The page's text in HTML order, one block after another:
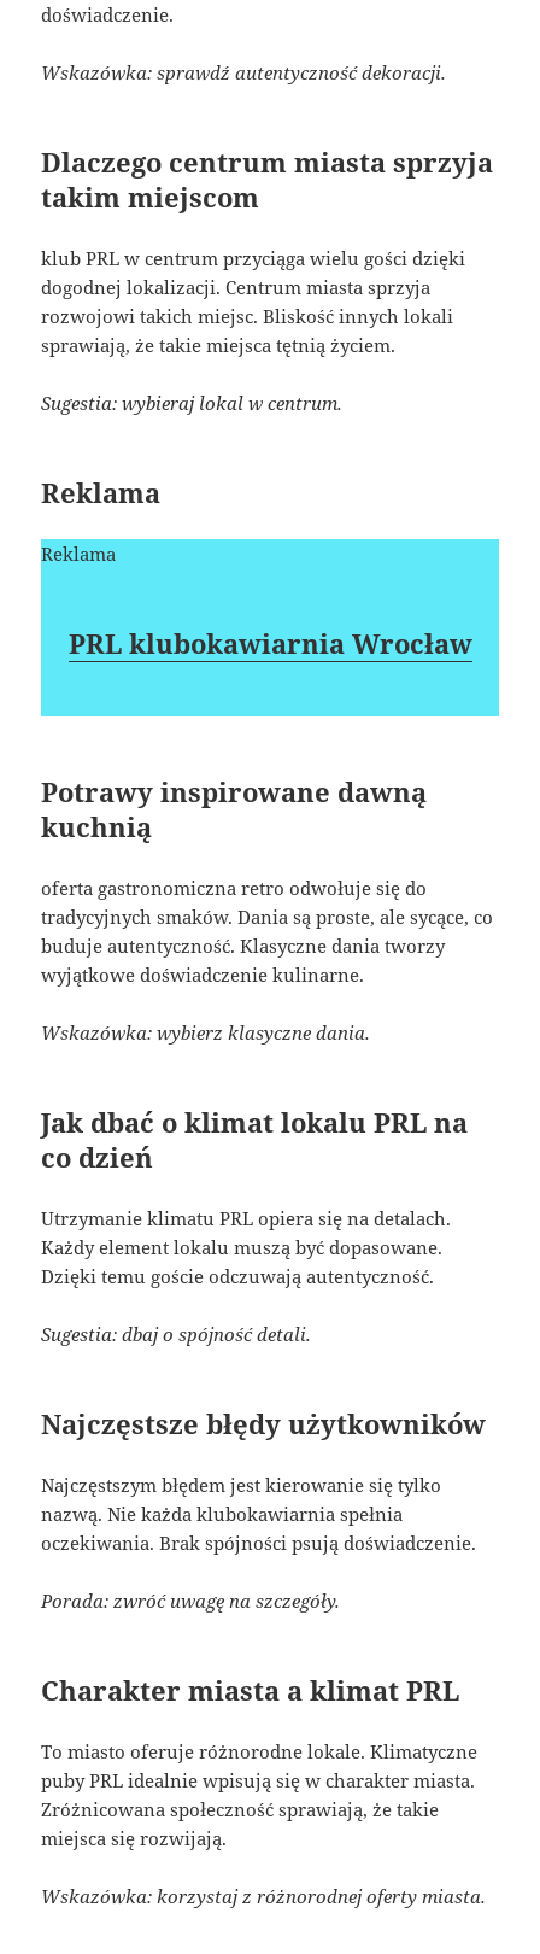
doświadczenie.
Wskazówka: sprawdź autentyczność dekoracji.
Dlaczego centrum miasta sprzyja
takim miejscom
klub PRL w centrum przyciąga wielu gości dzięki
dogodnej lokalizacji. Centrum miasta sprzyja
rozwojowi takich miejsc. Bliskość innych lokali
sprawiają, że takie miejsca tętnią życiem.
Sugestia: wybieraj lokal w centrum.
Reklama
Reklama
PRL klubokawiarnia Wrocław
Potrawy inspirowane dawną
kuchnią
oferta gastronomiczna retro odwołuje się do
tradycyjnych smaków. Dania są proste, ale sycące, co
buduje autentyczność. Klasyczne dania tworzy
wyjątkowe doświadczenie kulinarne.
Wskazówka: wybierz klasyczne dania.
Jak dbać o klimat lokalu PRL na
co dzień
Utrzymanie klimatu PRL opiera się na detalach.
Każdy element lokalu muszą być dopasowane.
Dzięki temu goście odczuwają autentyczność.
Sugestia: dbaj o spójność detali.
Najczęstsze błędy użytkowników
Najczęstszym błędem jest kierowanie się tylko
nazwą. Nie każda klubokawiarnia spełnia
oczekiwania. Brak spójności psują doświadczenie.
Porada: zwróć uwagę na szczegóły.
Charakter miasta a klimat PRL
To miasto oferuje różnorodne lokale. Klimatyczne
puby PRL idealnie wpisują się w charakter miasta.
Zróżnicowana społeczność sprawiają, że takie
miejsca się rozwijają.
Wskazówka: korzystaj z różnorodnej oferty miasta.